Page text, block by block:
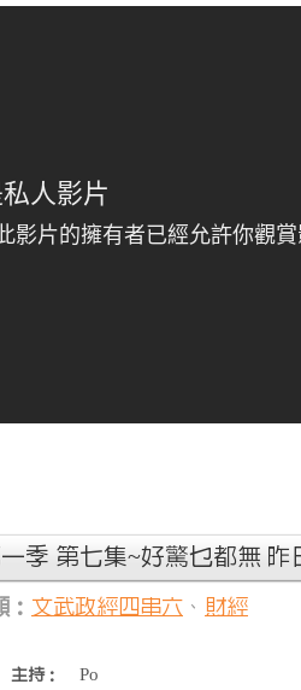
季 第七集~好驚乜都無 昨
文武政經四串六 、 財經
主持： Po